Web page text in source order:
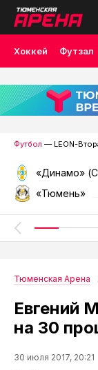
Хоккей Футзал
Лыжные гонки
Скалолазание
Футбол — LEON-
«Динамо»
«Тюмень»
Тюменская Арена
Евгений
на 30
30 июля 2017, 20:21